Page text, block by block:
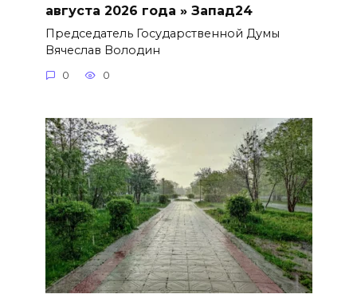
августа 2026 года » Запад24
Председатель Государственной Думы
Вячеслав Володин
0 0